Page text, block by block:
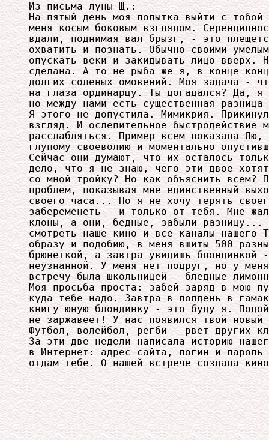
Из письма луны Щ.:
На пятый день моя попытка выйти с
меня косым боковым взглядом.
вдали, поднимая вал брызг, - это
охватить и познать. Обычно своими
опускать веки и закидывать лицо
сделана. А то не рыба же я, в конце
долгих соленых омовений. Моя задача -
на глаза ординарцу. Ты догадался? Да, я
но между нами есть существенная
Я этого не допустила. Мимикрия.
взгляд. И ослепительное
расслабляться. Пример всем показала
глупому своеволию и моментально
Сейчас они думают, что их осталось
дело, что я не знаю, чего эти двое
со мной тройку? Но как объяснить
проблем, показывая мне единственный
своего часа... Но я не хочу терять
забеременеть - и только от тебя. Мне
клоны, а они, бедные, забыли разницу...
смотреть наше кино и все каналы
образу и подобию, в меня вшиты 500
брюнеткой, а завтра увидишь блондинкой
неузнанной. У меня нет подруг, но у
встречу была школьницей - бледные
Моя просьба проста: забей заряд в мою
куда тебе надо. Завтра в полдень в
книгу юную блондинку - это буду я.
не заржавеет! У нас появился твой
Футбол, волейбол, регби - рвет других
За эти две недели написала историю
в Интернет: адрес сайта, логин и пароль
отдам тебе. О нашей встрече создала